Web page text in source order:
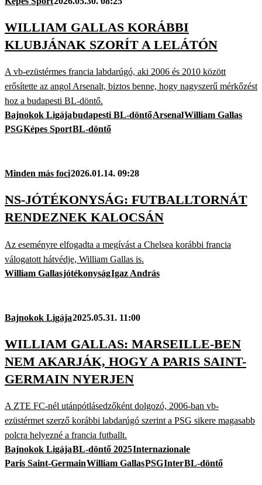
WILLIAM GALLAS KORÁBBI
KLUBJÁNAK SZORÍT A LELÁTÓN
A vb-ezüstérmes francia labdarúgó, aki 2006 és 2010 között
erősítette az angol Arsenalt, biztos benne, hogy nagyszerű mérkőzést
hoz a budapesti BL-döntő.
Bajnokok Ligájabudapesti BL-döntőArsenalWilliam Gallas
PSGKépes SportBL-döntő
Minden más foci2026.01.14. 09:28
NS-JÓTÉKONYSÁG: FUTBALLTORNÁT
RENDEZNEK KALOCSÁN
Az eseményre elfogadta a megívást a Chelsea korábbi francia
válogatott hátvédje, William Gallas is.
William GallasjótékonyságIgaz András
Bajnokok Ligája2025.05.31. 11:00
WILLIAM GALLAS: MARSEILLE-BEN
NEM AKARJÁK, HOGY A PARIS SAINT-
GERMAIN NYERJEN
A ZTE FC-nél utánpótlásedzőként dolgozó, 2006-ban vb-
ezüstérmet szerző korábbi labdarúgó szerint a PSG sikere magasabb
polcra helyezné a francia futballt.
Bajnokok LigájaBL-döntő 2025Internazionale
Paris Saint-GermainWilliam GallasPSGInterBL-döntő